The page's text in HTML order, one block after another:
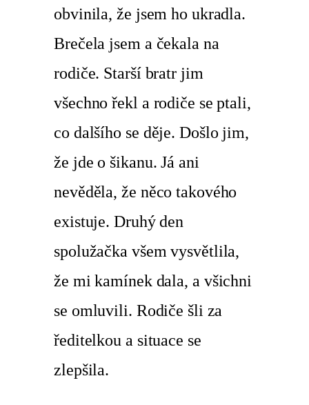
obvinila, že jsem ho ukradla.
Brečela jsem a čekala na
rodiče. Starší bratr jim
všechno řekl a rodiče se ptali,
co dalšího se děje. Došlo jim,
že jde o šikanu. Já ani
nevěděla, že něco takového
existuje. Druhý den
spolužačka všem vysvětlila,
že mi kamínek dala, a všichni
se omluvili. Rodiče šli za
ředitelkou a situace se
zlepšila.